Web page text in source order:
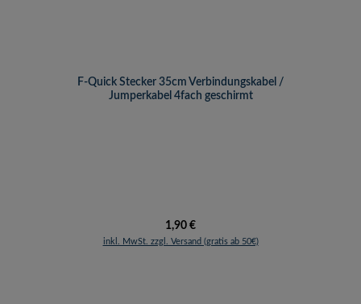
F-Quick Stecker 35cm Verbindungskabel /
Jumperkabel 4fach geschirmt
Regulärer Preis:
1,90 €
inkl. MwSt. zzgl. Versand (gratis ab 50€)